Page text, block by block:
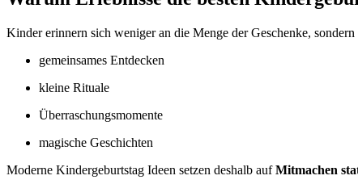
Kinder erinnern sich weniger an die Menge der Geschenke, sondern
gemeinsames Entdecken
kleine Rituale
Überraschungsmomente
magische Geschichten
Moderne Kindergeburtstag Ideen setzen deshalb aufMitmachen